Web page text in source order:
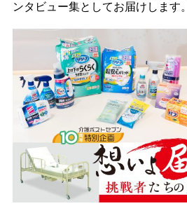
ンタビュー集としてお届けします。